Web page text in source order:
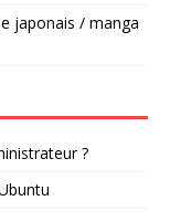
japonais / manga
?